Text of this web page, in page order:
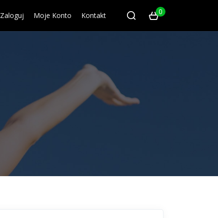
Zaloguj Moje Konto Kontakt 0